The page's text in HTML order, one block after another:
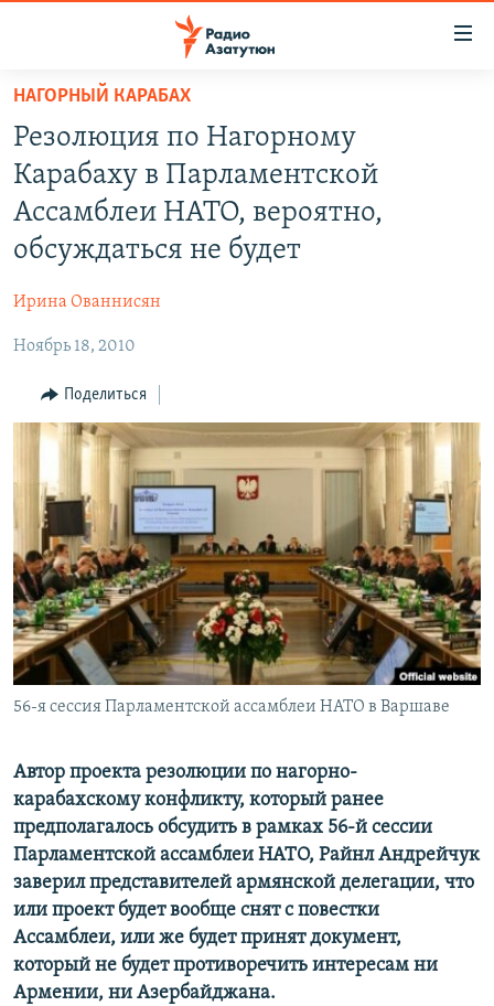
Перейти
основному
содержанию
Перейти
основной
Перейти
НОВОСТИ
ПОЛИТИКА
ОБЩЕСТВО
РЕГИОН
НАГОРНЫЙ КАРАБАХ
КУЛЬТУРА
СПОРТ
АРХИВ
Հայերեն
English
Русский
Все сайты Радио Азатутюн
НАГОРНЫЙ КАРАБАХ
Резолюция по Нагорному
Карабаху в Парламентской
Ассамблеи НАТО, вероятно,
обсуждаться не будет
Ирина Ованнисян
Ноябрь 18, 2010
Поделиться
56-я сессия Парламентской ассамблеи НАТО в Варшаве
Автор проекта резолюции по нагорно-
карабахскому конфликту, который ранее
предполагалось обсудить в рамках 56-й сессии
Парламентской ассамблеи НАТО, Райнл Андрейчук
заверил представителей армянской делегации, что
или проект будет вообще снят с повестки
Ассамблеи, или же будет принят документ,
который не будет противоречить интересам ни
Армении, ни Азербайджана.